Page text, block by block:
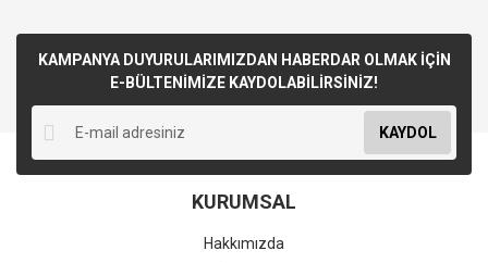
KAMPANYA DUYURULARIMIZDAN HABERDAR OLMAK İÇİN
E-BÜLTENİMİZE KAYDOLABİLİRSİNİZ!
KAYDOL
KURUMSAL
Hakkımızda